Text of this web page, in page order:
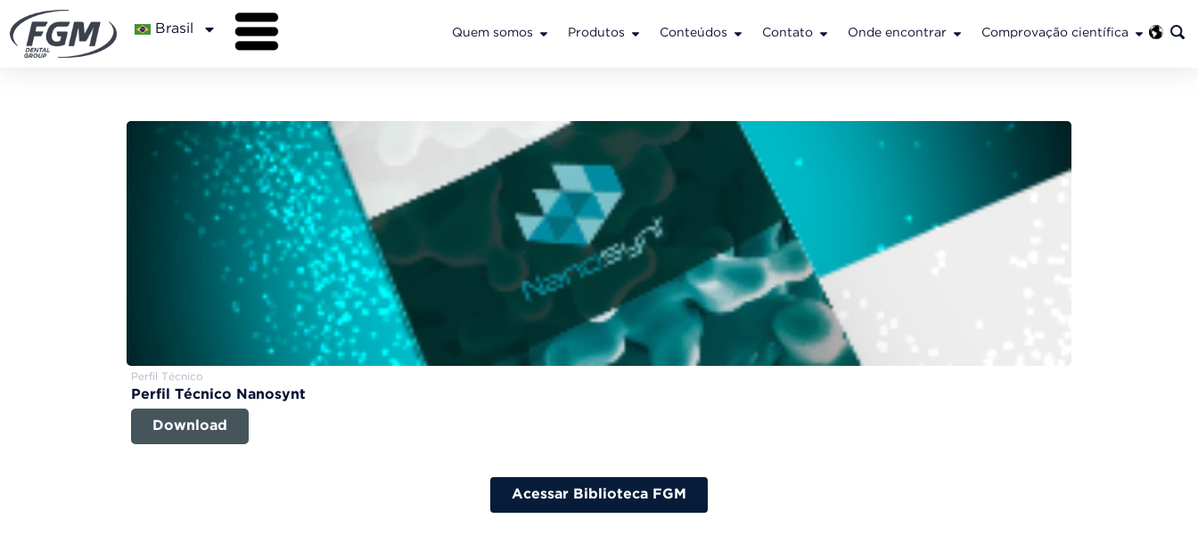
Brasil Quem somos Produtos Conteúdos Contato Onde encontrar Comprovação científica
Perfil Técnico
Perfil Técnico Nanosynt
Download
Acessar Biblioteca FGM